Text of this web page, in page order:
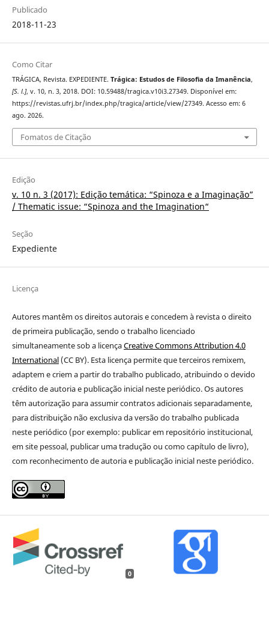
Publicado
2018-11-23
Como Citar
TRÁGICA, Revista. EXPEDIENTE. Trágica: Estudos de Filosofia da Imanência,
[S. l.], v. 10, n. 3, 2018. DOI: 10.59488/tragica.v10i3.27349. Disponível em:
https://revistas.ufrj.br/index.php/tragica/article/view/27349. Acesso em: 6
ago. 2026.
Fomatos de Citação
Edição
v. 10 n. 3 (2017): Edição temática: “Spinoza e a Imaginação”
/ Thematic issue: “Spinoza and the Imagination“
Seção
Expediente
Licença
Autores mantêm os direitos autorais e concedem à revista o direito
de primeira publicação, sendo o trabalho licenciado
simultaneamente sob a licençaCreative Commons Attribution 4.0
International(CC BY). Esta licença permite que terceiros remixem,
adaptem e criem a partir do trabalho publicado, atribuindo o devido
crédito de autoria e publicação inicial neste periódico. Os autores
têm autorização para assumir contratos adicionais separadamente,
para distribuição não exclusiva da versão do trabalho publicada
neste periódico (por exemplo: publicar em repositório institucional,
em site pessoal, publicar uma tradução ou como capítulo de livro),
com reconhecimento de autoria e publicação inicial neste periódico.
0